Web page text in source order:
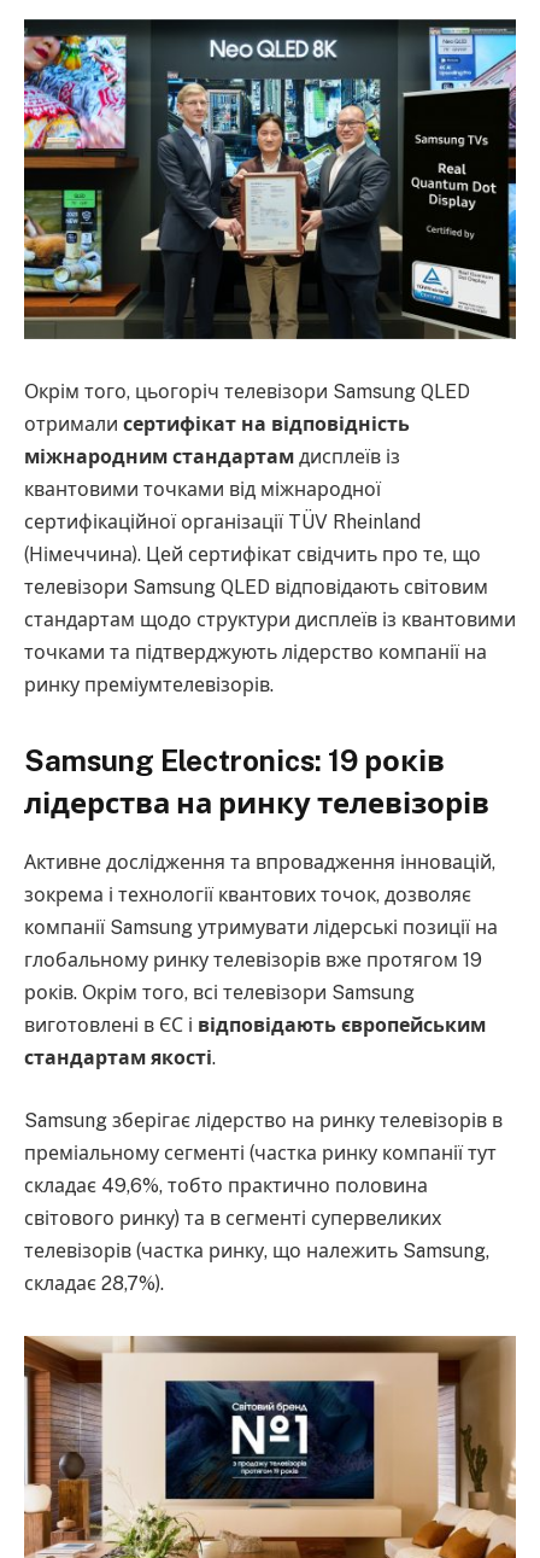
Окрім того, цьогоріч телевізори Samsung QLED
отримали сертифікат на відповідність
міжнародним стандартам дисплеїв із
квантовими точками від міжнародної
сертифікаційної організації TÜV Rheinland
(Німеччина). Цей сертифікат свідчить про те, що
телевізори Samsung QLED відповідають світовим
стандартам щодо структури дисплеїв із квантовими
точками та підтверджують лідерство компанії на
ринку преміумтелевізорів.
Samsung Electronics: 19 років
лідерства на ринку телевізорів
Активне дослідження та впровадження інновацій,
зокрема і технології квантових точок, дозволяє
компанії Samsung утримувати лідерські позиції на
глобальному ринку телевізорів вже протягом 19
років. Окрім того, всі телевізори Samsung
виготовлені в ЄС і відповідають європейським
стандартам якості.
Samsung зберігає лідерство на ринку телевізорів в
преміальному сегменті (частка ринку компанії тут
складає 49,6%, тобто практично половина
світового ринку) та в сегменті супервеликих
телевізорів (частка ринку, що належить Samsung,
складає 28,7%).